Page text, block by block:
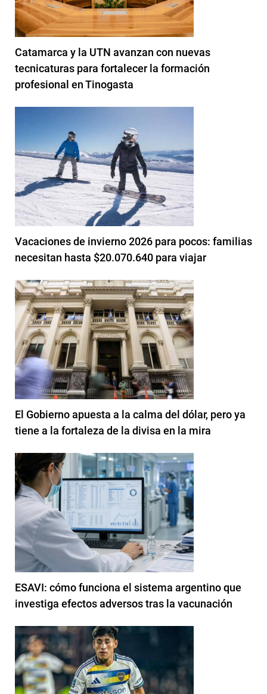
Catamarca y la UTN avanzan con nuevas
tecnicaturas para fortalecer la formación
profesional en Tinogasta
Vacaciones de invierno 2026 para pocos: familias
necesitan hasta $20.070.640 para viajar
El Gobierno apuesta a la calma del dólar, pero ya
tiene a la fortaleza de la divisa en la mira
ESAVI: cómo funciona el sistema argentino que
investiga efectos adversos tras la vacunación